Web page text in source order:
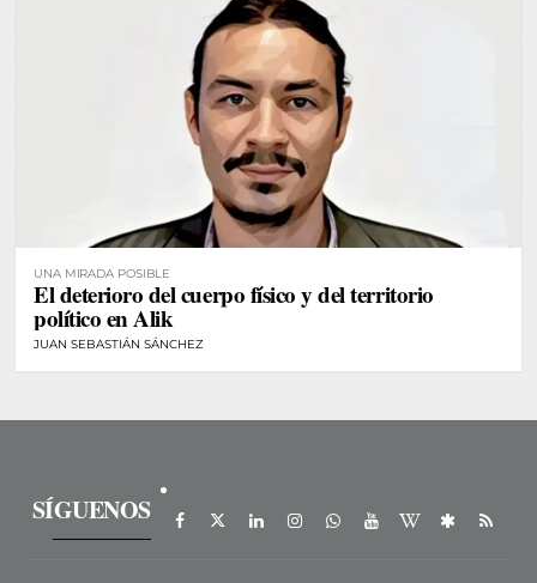
UNA MIRADA POSIBLE
El deterioro del cuerpo físico y del territorio
político en Alik
JUAN SEBASTIÁN SÁNCHEZ
SÍGUENOS